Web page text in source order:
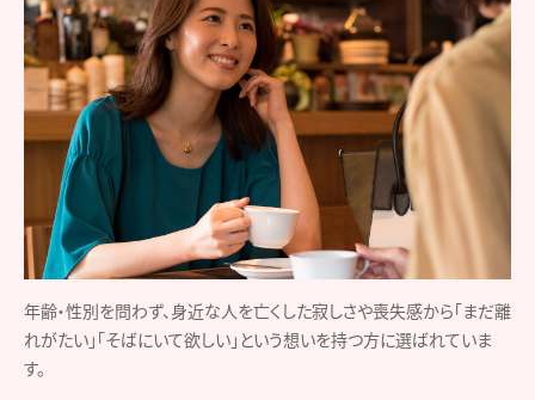
年齢・性別を問わず、身近な人を亡くした寂しさや喪失感から「まだ離
れがたい」「そばにいて欲しい」という想いを持つ方に選ばれていま
す。